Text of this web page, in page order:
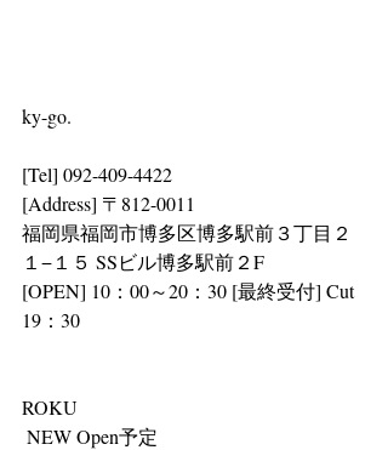
ky-go.
[Tel] 092-409-4422
[Address] 〒812-0011
福岡県福岡市博多区博多駅前３丁目２
１−１５ SSビル博多駅前２F
[OPEN] 10：00～20：30 [最終受付] Cut
19：30
ROKU
NEW Open予定